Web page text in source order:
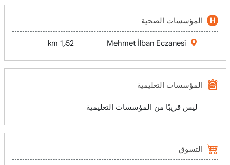
المؤسسات الصحية
Mehmet İlban Eczanesi 1٫52 km
المؤسسات التعليمية
ليس قريبًا من المؤسسات التعليمية
التسوق